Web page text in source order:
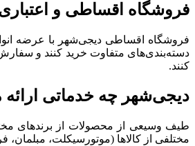
فروشگاه اقساطی و
فروشگاه اقساطی دیجی‌شهر با عرضه
دسته‌بندی‌های متفاوت خرید کنند و
کنند.
دیجی‌شهر چه خدماتی
طیف وسیعی از محصولات از برندهای
مختلفی از کالاها (موتورسیکلت،